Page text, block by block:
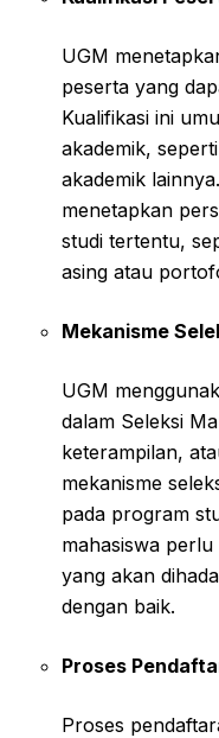
UGM
peserta yang
Kualifikasi ini
akademik,
akademik
menetapkan
studi tertentu,
asing atau
Mekanisme
UGM
dalam Seleksi
keterampilan,
mekanisme
pada program
mahasiswa perlu
yang akan
dengan baik.
Proses
Proses